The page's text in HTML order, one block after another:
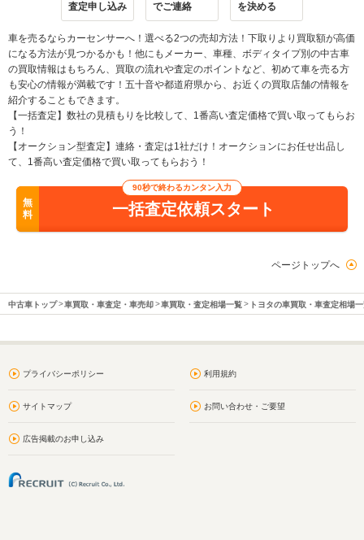
査定申し込み
でご連絡
を決める
車を売るならカーセンサーへ！選べる2つの売却方法！下取りより買取額が高価
になる方法が見つかるかも！他にもメーカー、車種、ボディタイプ別の中古車
の買取情報はもちろん、買取の流れや査定のポイントなど、初めて車を売る方
も安心の情報が満載です！五十音や都道府県から、お近くの買取店舗の情報を
紹介することもできます。
【一括査定】数社の見積もりを比較して、1番高い査定価格で買い取ってもらお
う！
【オークション型査定】連絡・査定は1社だけ！オークションにお任せ出品し
て、1番高い査定価格で買い取ってもらおう！
無
料
90秒で終わるカンタン入力
一括査定依頼スタート
ページトップへ
中古車トップ 車買取・車査定・車売却 車買取・査定相場一覧 トヨタの車買取・車査定相場
プライバシーポリシー 利用規約
サイトマップ お問い合わせ・ご要望
広告掲載のお申し込み